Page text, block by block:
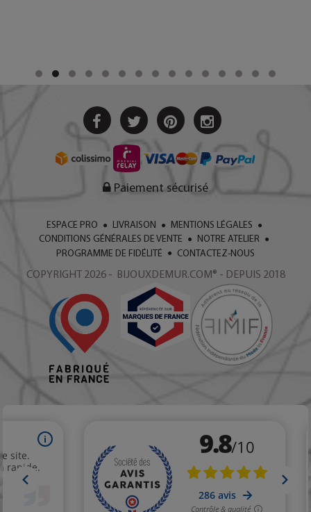
Paiement sécurisé
ESPACE PRO LIVRAISON
MENTIONS LÉGALES
CONDITIONS GÉNÉRALES DE VENTE
NOTRE ATELIER
PROGRAMME DE FIDÉLITÉ
CONTACTEZ-NOUS
COPYRIGHT 2026 - BIJOUXDEMUR.COM® - DEPUIS 2018